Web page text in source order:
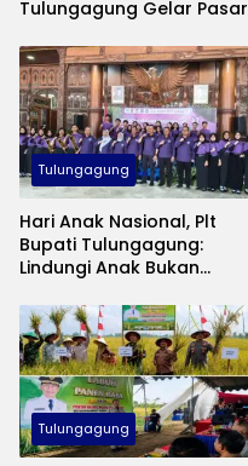
Tulungagung Gelar Pasar
Tulungagung
Hari Anak Nasional, Plt
Bupati Tulungagung:
Lindungi Anak Bukan
Tulungagung